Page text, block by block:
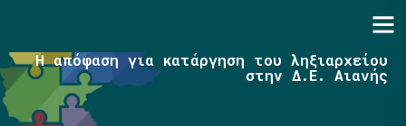
H απόφαση για κατάργηση του ληξιαρχείου
στην Δ.Ε. Αιανής